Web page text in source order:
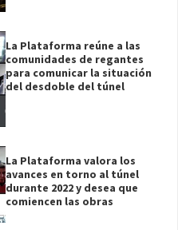
La Plataforma reúne a las
comunidades de regantes
para comunicar la situación
del desdoble del túnel
La Plataforma valora los
avances en torno al túnel
durante 2022 y desea que
comiencen las obras